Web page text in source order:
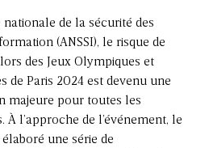
nationale de la sécurité des
(ANSSI), le risque de
des Jeux Olympiques et
de Paris 2024 est devenu une
majeure pour toutes les
l’approche de l’événement, le
une série de